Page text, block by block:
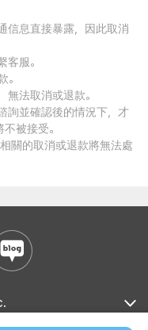
信息直接暴露，因此取消
服。
。
無法取消或退款。
詢並確認後的情況下，才
被接受。
關的取消或退款將無法處